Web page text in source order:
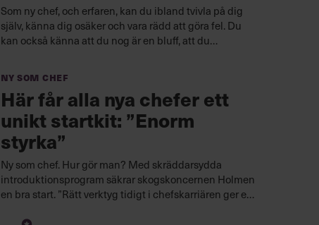
Som ny chef, och erfaren, kan du ibland tvivla på dig
själv, känna dig osäker och vara rädd att göra fel. Du
kan också känna att du nog är en bluff, att du
Ny som chef
Här får alla nya chefer ett
unikt startkit: ”Enorm
styrka”
Ny som chef. Hur gör man? Med skräddar­sydda
introduktionsprogram säkrar skogskoncernen Holmen
en bra start. ”Rätt verktyg tidigt i chefskarriären ger en